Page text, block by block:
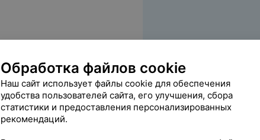
Обработка файлов cookie
Наш сайт использует файлы cookie для обеспечения
удобства пользователей сайта, его улучшения, сбора
статистики и предоставления персонализированных
рекомендаций.